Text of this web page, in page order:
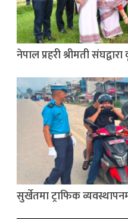
नेपाल प्रहरी श्रीमती
सुर्खेतमा ट्राफिक